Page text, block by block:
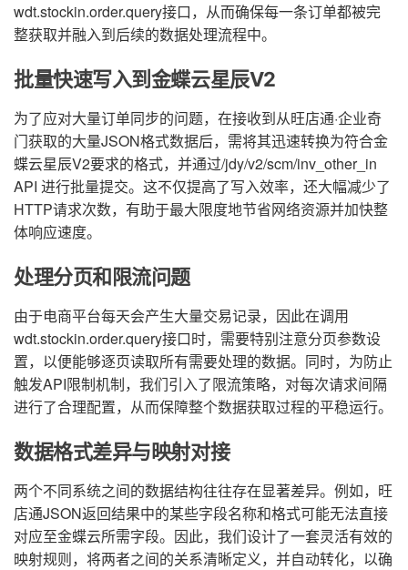
wdt.stockin.order.query接口，从而确保每一条订单都被完
整获取并融入到后续的数据处理流程中。
批量快速写入到金蝶云星辰V2
为了应对大量订单同步的问题，在接收到从旺店通·企业奇
门获取的大量JSON格式数据后，需将其迅速转换为符合金
蝶云星辰V2要求的格式，并通过/jdy/v2/scm/inv_other_in
API 进行批量提交。这不仅提高了写入效率，还大幅减少了
HTTP请求次数，有助于最大限度地节省网络资源并加快整
体响应速度。
处理分页和限流问题
由于电商平台每天会产生大量交易记录，因此在调用
wdt.stockin.order.query接口时，需要特别注意分页参数设
置，以便能够逐页读取所有需要处理的数据。同时，为防止
触发API限制机制，我们引入了限流策略，对每次请求间隔
进行了合理配置，从而保障整个数据获取过程的平稳运行。
数据格式差异与映射对接
两个不同系统之间的数据结构往往存在显著差异。例如，旺
店通JSON返回结果中的某些字段名称和格式可能无法直接
对应至金蝶云所需字段。因此，我们设计了一套灵活有效的
映射规则，将两者之间的关系清晰定义，并自动转化，以确